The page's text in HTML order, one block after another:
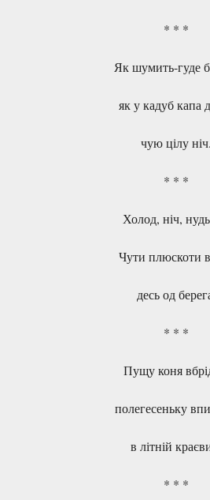
* * *
Як шумить-гуде
як у кадуб капа
чую цілу ніч.
* * *
Холод, ніч,
Чути плюскоти
десь од
* * *
Пущу коня
полегесеньку
в літній
* * *